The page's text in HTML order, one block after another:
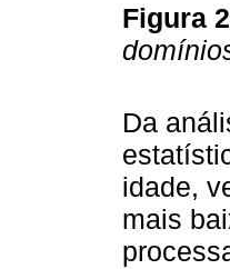
Figura
Da
idade,
mais